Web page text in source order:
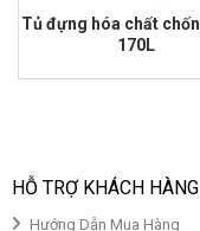
Tủ đựng hóa chất
170L
gốc
hiện
HỖ TRỢ KHÁCH HÀNG
Hướng Dẫn Mua Hàng